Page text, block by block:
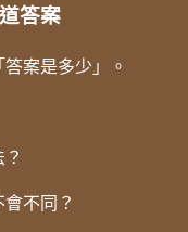
答案
案是多少」。
不同？